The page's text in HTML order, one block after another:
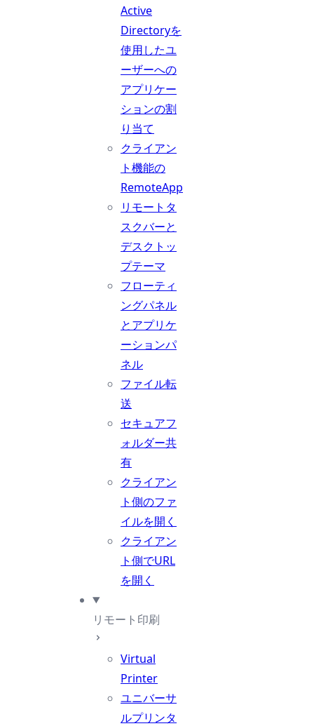
Active
Directoryを
使用したユ
ーザーへの
アプリケー
ションの割
り当て
クライアン
ト機能の
RemoteApp
リモートタ
スクバーと
デスクトッ
プテーマ
フローティ
ングパネル
とアプリケ
ーションパ
ネル
ファイル転
送
セキュアフ
ォルダー共
有
クライアン
ト側のファ
イルを開く
クライアン
ト側でURL
を開く
リモート印刷
Virtual
Printer
ユニバーサ
ルプリンタ